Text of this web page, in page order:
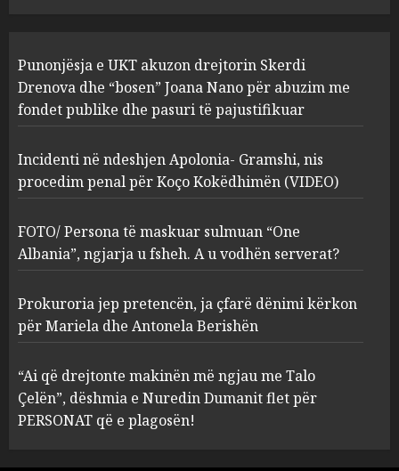
2
Apolonia- Gramshi, nis
procedim penal për Koço
Kokëdhimën (VIDEO)
MARCH 27, 2025
3
FOTO/ Persona të maskuar
sulmuan “One Albania”,
ngjarja u fsheh. A u vodhën
serverat?
MARCH 25, 2025
4
Prokuroria jep pretencën, ja
çfarë dënimi kërkon për
Berishën
MARCH 25, 2025
Punonjësja e UKT akuzon drejtorin Skerdi
Drenova dhe “bosen” Joana Nano për abuzim me
fondet publike dhe pasuri të pajustifikuar
Incidenti në ndeshjen Apolonia- Gramshi, nis
procedim penal për Koço Kokëdhimën (VIDEO)
FOTO/ Persona të maskuar sulmuan “One
Albania”, ngjarja u fsheh. A u vodhën serverat?
Prokuroria jep pretencën, ja çfarë dënimi kërkon
për Mariela dhe Antonela Berishën
“Ai që drejtonte makinën më ngjau me Talo
Çelën”, dëshmia e Nuredin Dumanit flet për
PERSONAT që e plagosën!